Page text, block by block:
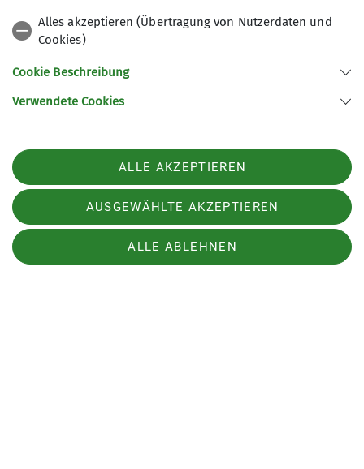
"Erfrischung".
Oben am Besler-Gipfel angekommen, wurden wir
mit einer fantastischen Aussicht belohnt. Das
Panorama der umliegenden Berge waren ein
wie die mitgebrachte Brotzeit.
Zusammenfassend war die Bergtour auf der
Beslerrunde am Riedbergpass ein voller Erfolg
und eine gute Einstiegstour für die Bergsaison.
Die Kombination aus perfektem Wetter,
herausforderndem Terrain und der Gesellschaft
Alles akzeptieren (Übertragung von Nutzerdaten und
Cookies)
Cookie Beschreibung
Verwendete Cookies
ALLE AKZEPTIEREN
AUSGEWÄHLTE AKZEPTIEREN
ALLE ABLEHNEN